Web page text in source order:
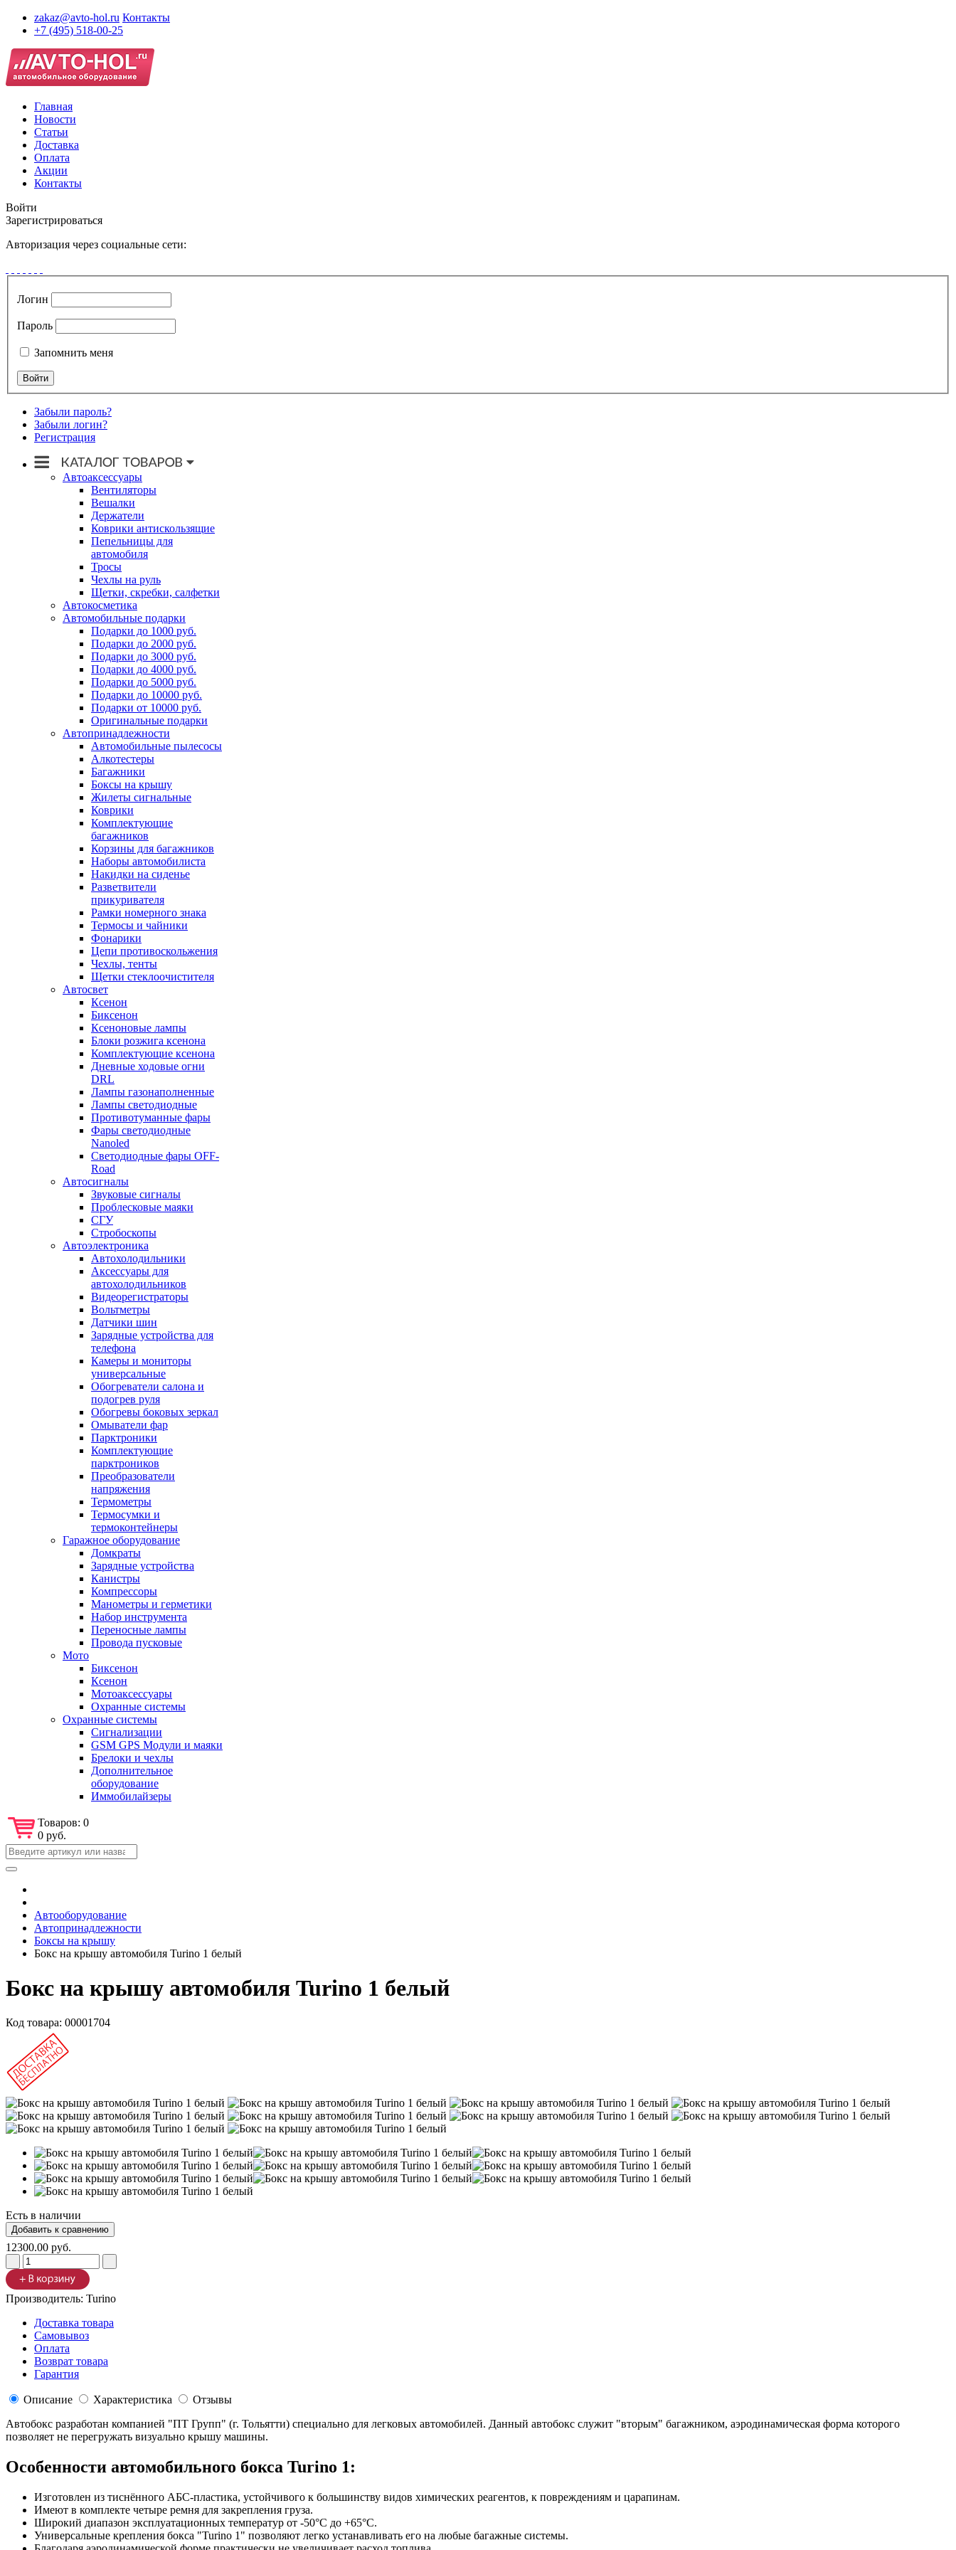
zakaz@avto-hol.ru Контакты
+7 (495) 518-00-25
Главная
Новости
Статьи
Доставка
Оплата
Акции
Контакты
Войти
Зарегистрироваться
Авторизация через социальные сети:
Логин
Пароль
Запомнить меня
Забыли пароль?
Забыли логин?
Регистрация
Автоаксессуары
Вентиляторы
Вешалки
Держатели
Коврики антискользящие
Пепельницы для
автомобиля
Тросы
Чехлы на руль
Щетки, скребки, салфетки
Автокосметика
Автомобильные подарки
Подарки до 1000 руб.
Подарки до 2000 руб.
Подарки до 3000 руб.
Подарки до 4000 руб.
Подарки до 5000 руб.
Подарки до 10000 руб.
Подарки от 10000 руб.
Оригинальные подарки
Автопринадлежности
Автомобильные пылесосы
Алкотестеры
Багажники
Боксы на крышу
Жилеты сигнальные
Коврики
Комплектующие
багажников
Корзины для багажников
Наборы автомобилиста
Накидки на сиденье
Разветвители
прикуривателя
Рамки номерного знака
Термосы и чайники
Фонарики
Цепи противоскольжения
Чехлы, тенты
Щетки стеклоочистителя
Автосвет
Ксенон
Биксенон
Ксеноновые лампы
Блоки розжига ксенона
Комплектующие ксенона
Дневные ходовые огни
DRL
Лампы газонаполненные
Лампы светодиодные
Противотуманные фары
Фары светодиодные
Nanoled
Светодиодные фары OFF-
Road
Автосигналы
Звуковые сигналы
Проблесковые маяки
СГУ
Стробоскопы
Автоэлектроника
Автохолодильники
Аксессуары для
автохолодильников
Видеорегистраторы
Вольтметры
Датчики шин
Зарядные устройства для
телефона
Камеры и мониторы
универсальные
Обогреватели салона и
подогрев руля
Обогревы боковых зеркал
Омыватели фар
Парктроники
Комплектующие
парктроников
Преобразователи
напряжения
Термометры
Термосумки и
термоконтейнеры
Гаражное оборудование
Домкраты
Зарядные устройства
Канистры
Компрессоры
Манометры и герметики
Набор инструмента
Переносные лампы
Провода пусковые
Мото
Биксенон
Ксенон
Мотоаксессуары
Охранные системы
Охранные системы
Сигнализации
GSM GPS Модули и маяки
Брелоки и чехлы
Дополнительное
оборудование
Иммобилайзеры
Товаров: 0
0 руб.
Автооборудование
Автопринадлежности
Боксы на крышу
Бокс на крышу автомобиля Turino 1 белый
Бокс на крышу автомобиля Turino 1 белый
Код товара: 00001704
Есть в наличии
12300.00 руб.
Производитель: Turino
Доставка товара
Самовывоз
Оплата
Возврат товара
Гарантия
Описание Характеристика
Отзывы
Автобокс разработан компанией "ПТ Групп" (г. Тольятти) специально для легковых автомобилей. Данный автобокс служит "вторым" багажником, аэродинамическая форма которого
позволяет не перегружать визуально крышу машины.
Особенности автомобильного бокса Turino 1:
Изготовлен из тиснённого АБС-пластика, устойчивого к большинству видов химических реагентов, к повреждениям и царапинам.
Имеют в комплекте четыре ремня для закрепления груза.
Широкий диапазон эксплуатационных температур от -50°C до +65°C.
Универсальные крепления бокса "Turino 1" позволяют легко устанавливать его на любые багажные системы.